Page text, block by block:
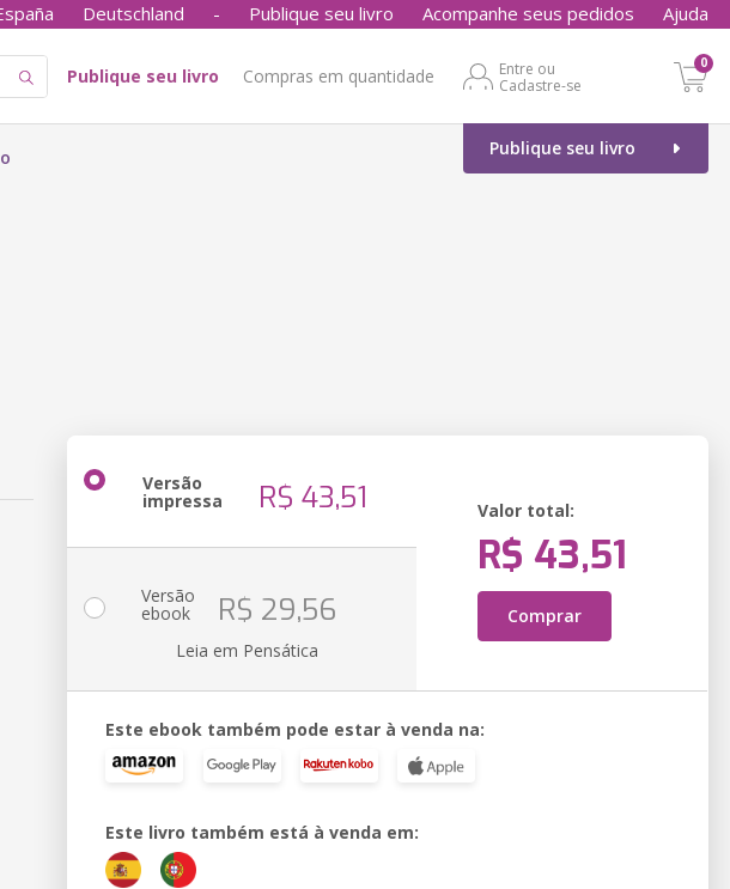
Deutschland - Publique seu livro Acompanhe seus pedidos Ajuda
Publique seu livro Compras em quantidade
Entre ou
Cadastre-se
0
Publique seu livro
Versão
impressa R$ 43,51 Valor total:
R$ 43,51
Comprar
Versão
ebook R$ 29,56
Leia em Pensática
Este ebook também pode estar à venda na:
Este livro também está à venda em: